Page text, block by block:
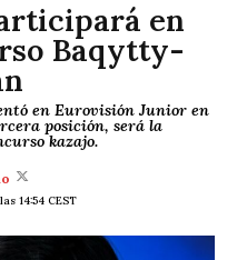
en
Baqytty-
en Eurovisión Junior en
posición, será la
kazajo.
14:54 CEST